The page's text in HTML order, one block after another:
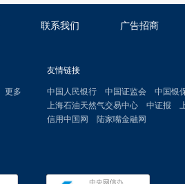
联系我们 广告招商
更多
友情链接
中国人民银行 中国证监会 中国银
上海石油天然气交易中心
中证报
信用中国网
陆家嘴金融网